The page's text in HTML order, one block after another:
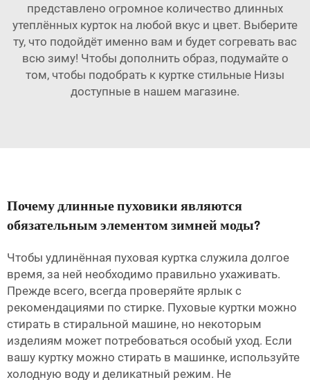
представлено огромное количество длинных
утеплённых курток на любой вкус и цвет. Выберите
ту, что подойдёт именно вам и будет согревать вас
всю зиму! Чтобы дополнить образ, подумайте о
том, чтобы подобрать к куртке стильные Низы
доступные в нашем магазине.
Почему длинные пуховики являются
обязательным элементом зимней моды?
Чтобы удлинённая пуховая куртка служила долгое
время, за ней необходимо правильно ухаживать.
Прежде всего, всегда проверяйте ярлык с
рекомендациями по стирке. Пуховые куртки можно
стирать в стиральной машине, но некоторым
изделиям может потребоваться особый уход. Если
вашу куртку можно стирать в машинке, используйте
холодную воду и деликатный режим. Не